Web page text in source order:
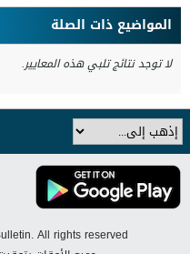
المواضيع ذات الصلة
لا توجد نتائج تلبي هذه المعايير.
All rights reserved.